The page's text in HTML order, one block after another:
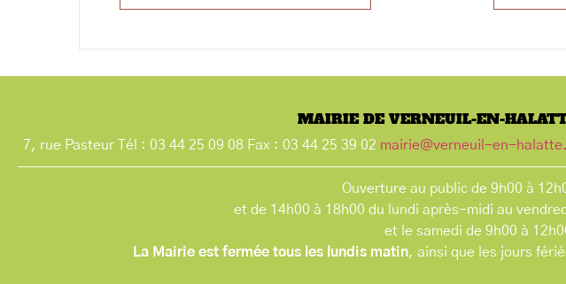
MAIRIE DE VERNEUIL-EN-
7, rue Pasteur Tél : 03 44 25 09 08 Fax : 03 44 25 39 02 mairie@verneuil-en-
Ouverture au public de 9h00 à
et de 14h00 à 18h00 du lundi après-midi au
et le samedi de 9h00 à
La Mairie est fermée tous les lundis matin, ainsi que les jours